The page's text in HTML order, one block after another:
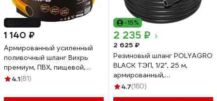
1 140 ₽
Армированный усиленный
поливочный шланг Вихрь
премиум, ПВХ, пищевой,
трехслойный, 1/2", 25 м,
4.1(81)
-15%
2 235 ₽
2 625 ₽
Резиновый шланг POLYAGRO
BLACK ТЭП, 1/2", 25 м,
армированный,
морозостойкий 7558225
4.7(160)